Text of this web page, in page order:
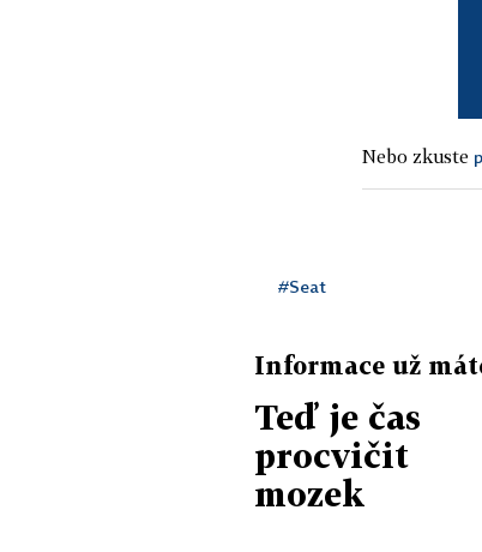
Nebo zkuste
#Seat
Informace už
Teď je čas
procvičit
mozek